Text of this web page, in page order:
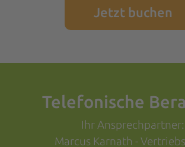
Jetzt buchen
Telefonische
Ihr Ansprechpartner:
Marcus Karnath -